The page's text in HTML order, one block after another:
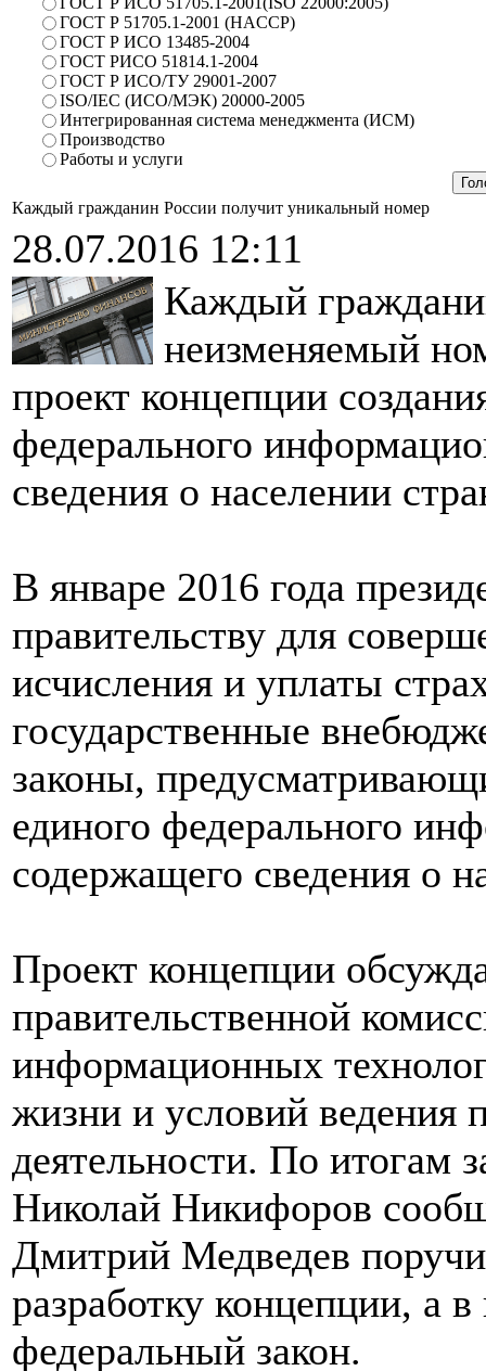
ГОСТ Р 51705.1-2001 (HACCP)
ГОСТ Р ИСО 13485-2004
ГОСТ РИСО 51814.1-2004
ГОСТ Р ИСО/ТУ 29001-2007
ISO/IEC (ИСО/МЭК) 20000-2005
Интегрированная система менеджмента (ИСМ)
Производство
Работы и услуги
Каждый гражданин России получит уникальный номер
28.07.2016 12:11
Каждый
неизменяемый
проект концепции
федерального
сведения о населении
В январе 2016 года
правительству для
исчисления и уплаты
государственные
законы,
единого федерального
содержащего сведения о
Проект концепции
правительственной
информационных
жизни и условий ведения
деятельности. По итогам
Николай Никифоров
Дмитрий Медведев
разработку концепции, а
федеральный закон.